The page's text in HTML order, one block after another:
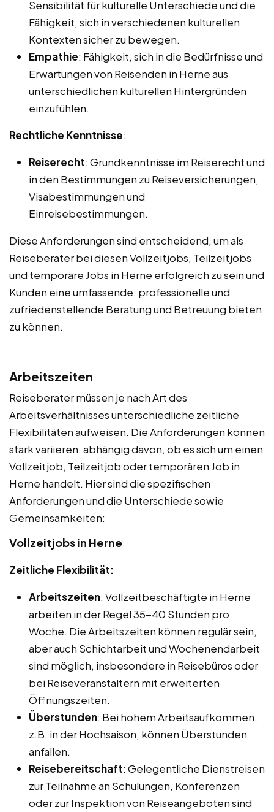
Sensibilität für kulturelle Unterschiede und die
Fähigkeit, sich in verschiedenen kulturellen
Kontexten sicher zu bewegen.
Empathie: Fähigkeit, sich in die Bedürfnisse und
Erwartungen von Reisenden in Herne aus
unterschiedlichen kulturellen Hintergründen
einzufühlen.
Rechtliche Kenntnisse:
Reiserecht: Grundkenntnisse im Reiserecht und
in den Bestimmungen zu Reiseversicherungen,
Visabestimmungen und
Einreisebestimmungen.
Diese Anforderungen sind entscheidend, um als
Reiseberater bei diesen Vollzeitjobs, Teilzeitjobs
und temporäre Jobs in Herne erfolgreich zu sein und
Kunden eine umfassende, professionelle und
zufriedenstellende Beratung und Betreuung bieten
zu können.
Arbeitszeiten
Reiseberater müssen je nach Art des
Arbeitsverhältnisses unterschiedliche zeitliche
Flexibilitäten aufweisen. Die Anforderungen können
stark variieren, abhängig davon, ob es sich um einen
Vollzeitjob, Teilzeitjob oder temporären Job in
Herne handelt. Hier sind die spezifischen
Anforderungen und die Unterschiede sowie
Gemeinsamkeiten:
Vollzeitjobs in Herne
Zeitliche Flexibilität:
Arbeitszeiten: Vollzeitbeschäftigte in Herne
arbeiten in der Regel 35-40 Stunden pro
Woche. Die Arbeitszeiten können regulär sein,
aber auch Schichtarbeit und Wochenendarbeit
sind möglich, insbesondere in Reisebüros oder
bei Reiseveranstaltern mit erweiterten
Öffnungszeiten.
Überstunden: Bei hohem Arbeitsaufkommen,
z.B. in der Hochsaison, können Überstunden
anfallen.
Reisebereitschaft: Gelegentliche Dienstreisen
zur Teilnahme an Schulungen, Konferenzen
oder zur Inspektion von Reiseangeboten sind